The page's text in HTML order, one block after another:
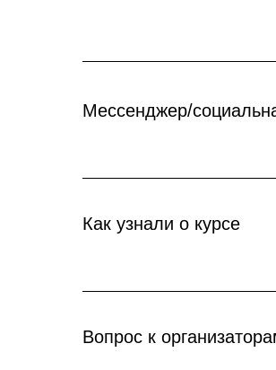
Мессенджер/
Как узнали о курсе
Вопрос к